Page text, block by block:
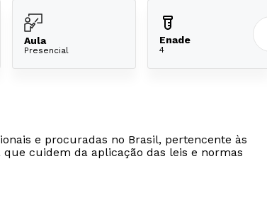
Aula
Presencial
Enade
4
e procuradas no Brasil, pertencente às
cuidem da aplicação das leis e normas